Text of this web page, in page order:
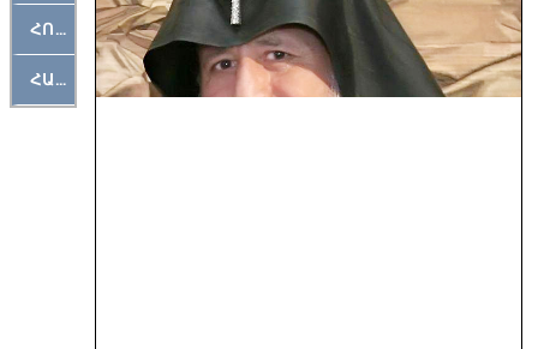
ՀՈԳԵՄՏԱՒՈՐ
ՀԱՐԹԱԿ